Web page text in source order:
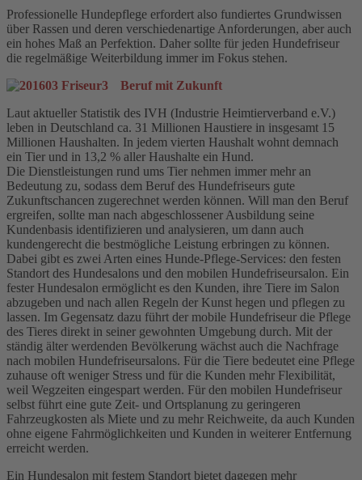
Professionelle Hundepflege erfordert also fundiertes Grundwissen
über Rassen und deren verschiedenartige Anforderungen, aber auch
ein hohes Maß an Perfektion. Daher sollte für jeden Hundefriseur
die regelmäßige Weiterbildung immer im Fokus stehen.
Beruf mit Zukunft
Laut aktueller Statistik des IVH (Industrie Heimtierverband e.V.)
leben in Deutschland ca. 31 Millionen Haustiere in insgesamt 15
Millionen Haushalten. In jedem vierten Haushalt wohnt demnach
ein Tier und in 13,2 % aller Haushalte ein Hund.
Die Dienstleistungen rund ums Tier nehmen immer mehr an
Bedeutung zu, sodass dem Beruf des Hundefriseurs gute
Zukunftschancen zugerechnet werden können. Will man den Beruf
ergreifen, sollte man nach abgeschlossener Ausbildung seine
Kundenbasis identifizieren und analysieren, um dann auch
kundengerecht die bestmögliche Leistung erbringen zu können.
Dabei gibt es zwei Arten eines Hunde-Pflege-Services: den festen
Standort des Hundesalons und den mobilen Hundefriseursalon. Ein
fester Hundesalon ermöglicht es den Kunden, ihre Tiere im Salon
abzugeben und nach allen Regeln der Kunst hegen und pflegen zu
lassen. Im Gegensatz dazu führt der mobile Hundefriseur die Pflege
des Tieres direkt in seiner gewohnten Umgebung durch. Mit der
ständig älter werdenden Bevölkerung wächst auch die Nachfrage
nach mobilen Hundefriseursalons. Für die Tiere bedeutet eine Pflege
zuhause oft weniger Stress und für die Kunden mehr Flexibilität,
weil Wegzeiten eingespart werden. Für den mobilen Hundefriseur
selbst führt eine gute Zeit- und Ortsplanung zu geringeren
Fahrzeugkosten als Miete und zu mehr Reichweite, da auch Kunden
ohne eigene Fahrmöglichkeiten und Kunden in weiterer Entfernung
erreicht werden.
Ein Hundesalon mit festem Standort bietet dagegen mehr